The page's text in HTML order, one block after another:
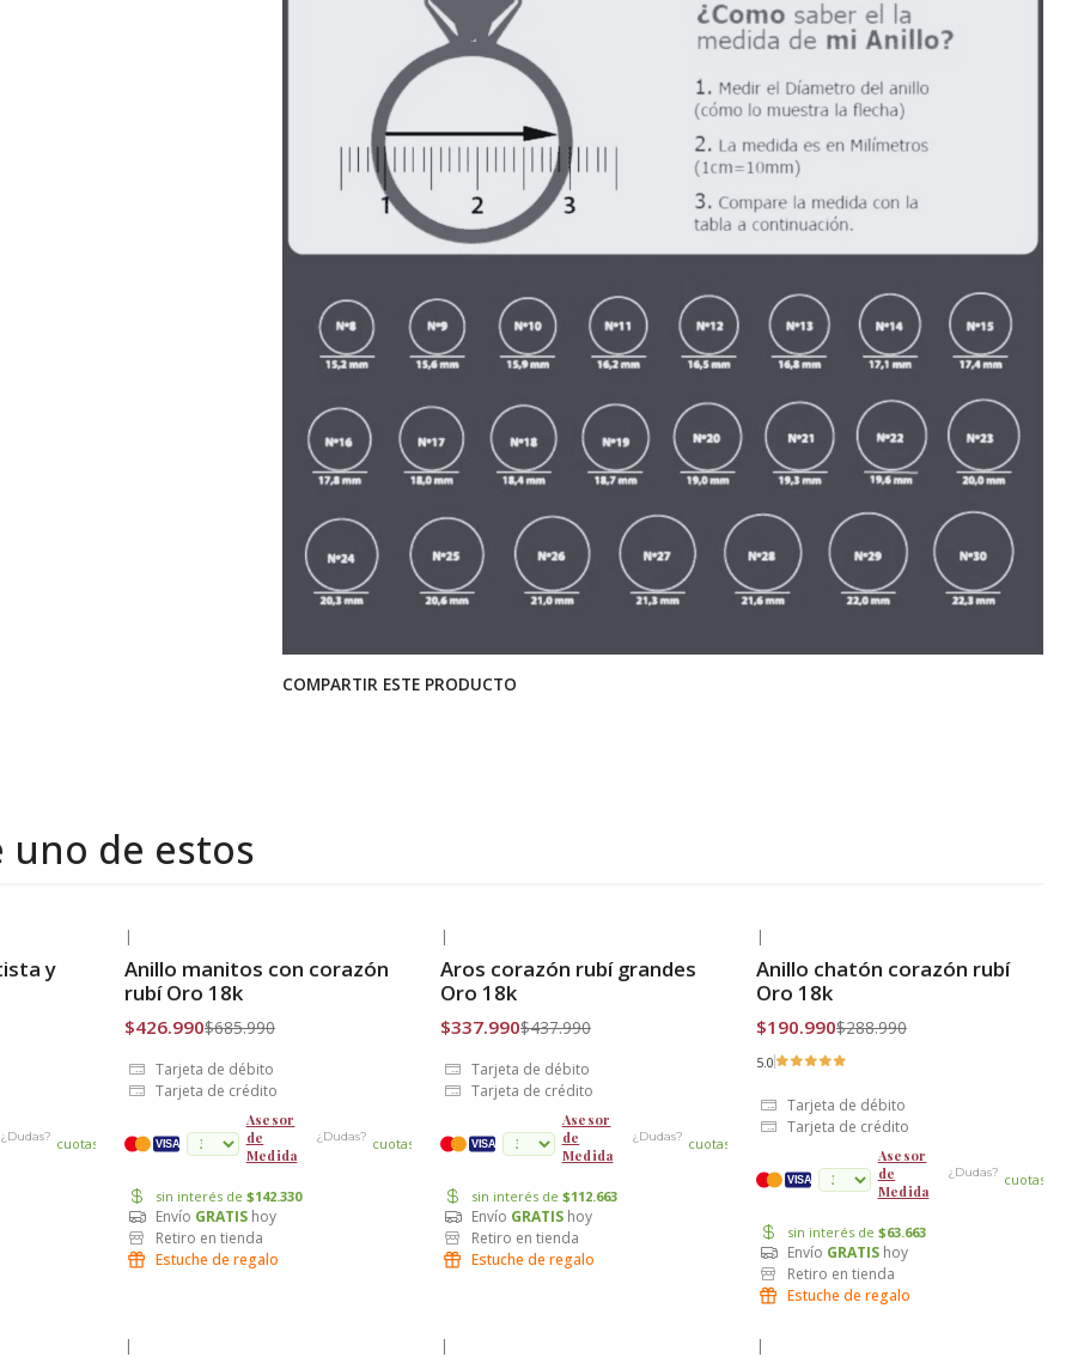
COMPARTIR ESTE PRODUCTO
de estos
y
¿Dudas? cuotas
Envío Gratis
|
Anillo manitos con corazón
rubí Oro 18k
$426.990$685.990
Tarjeta de débito
Tarjeta de crédito
VISA
Asesor
de
Medida
¿Dudas? cuotas
sin interés de $142.330
Envío GRATIS hoy
Retiro en tienda
Estuche de regalo
Envío Gratis
|
Aros corazón rubí grandes
Oro 18k
$337.990$437.990
Tarjeta de débito
Tarjeta de crédito
VISA
Asesor
de
Medida
¿Dudas? cuotas
sin interés de $112.663
Envío GRATIS hoy
Retiro en tienda
Estuche de regalo
Envío Gratis
|
Anillo chatón corazón rubí
Oro 18k
$190.990$288.990
5.0
Tarjeta de débito
Tarjeta de crédito
VISA
Asesor
de
Medida
¿Dudas? cuotas
sin interés de $63.663
Envío GRATIS hoy
Retiro en tienda
Estuche de regalo
| | |